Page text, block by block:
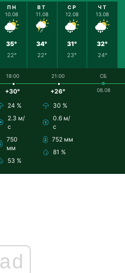
ПН
10.08
35°
22°
ВТ
11.08
34°
22°
СР
12.08
31°
23°
ЧТ
13.08
32°
24°
18:00
+30°
24 %
2.3 м/
с
750
мм
53 %
21:00
+26°
30 %
0.6 м/
с
752 мм
81 %
СБ
08.08
ad